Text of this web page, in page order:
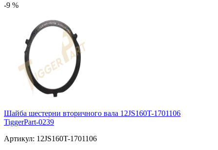
-9 %
Шайба шестерни вторичного вала 12JS160T-1701106
TiggerPart-0239
Артикул: 12JS160T-1701106